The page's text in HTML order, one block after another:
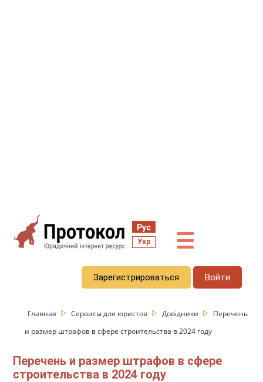
Рус
Укр ☰
Зарегистрироваться Войти
Главная Сервисы для юристов Довідники
Перечень
и размер штрафов в сфере строительства в 2024 году
Перечень и размер штрафов в сфере
строительства в 2024 году